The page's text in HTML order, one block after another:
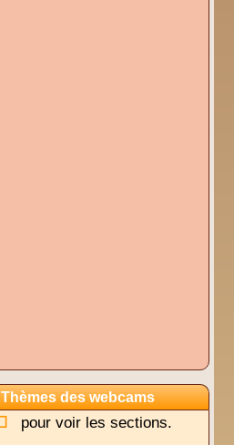
Thèmes des webcams
pour voir les sections.